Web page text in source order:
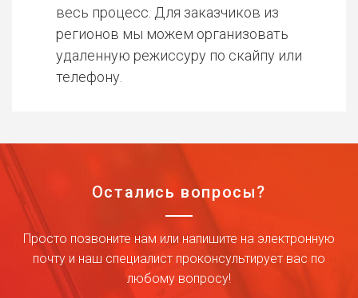
весь процесс. Для заказчиков из
регионов мы можем организовать
удаленную режиссуру по скайпу или
телефону.
Остались вопросы?
Просто позвоните нам или напишите на электронную
почту и наш специалист проконсультирует вас по
любому вопросу!